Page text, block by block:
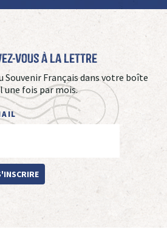
vous à La Lettre
Souvenir Français dans votre boîte
une fois par mois.